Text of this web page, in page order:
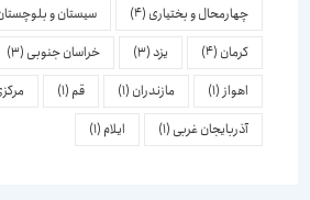
چهارمحال و بختیاری(4) سیستان و بلوچستان(4)
کرمان(4)
(3) خراسان جنوبی(3)
اهواز(1) مازندران(1)
(1) مرکزی(1)
آذربایجان غربی(1) ایلام(1)